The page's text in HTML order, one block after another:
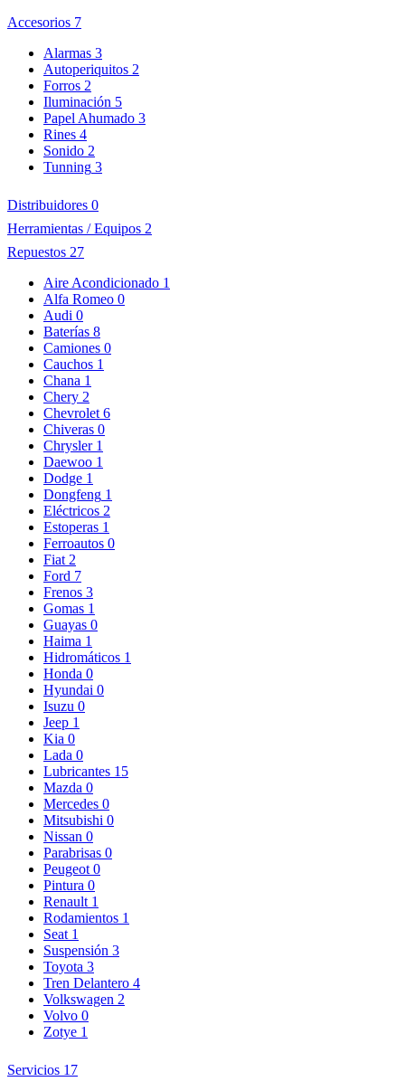
Accesorios 7
Alarmas 3
Autoperiquitos 2
Forros 2
Iluminación 5
Papel Ahumado 3
Rines 4
Sonido 2
Tunning 3
Distribuidores 0
Herramientas / Equipos 2
Repuestos 27
Aire Acondicionado 1
Alfa Romeo 0
Audi 0
Baterías 8
Camiones 0
Cauchos 1
Chana 1
Chery 2
Chevrolet 6
Chiveras 0
Chrysler 1
Daewoo 1
Dodge 1
Dongfeng 1
Eléctricos 2
Estoperas 1
Ferroautos 0
Fiat 2
Ford 7
Frenos 3
Gomas 1
Guayas 0
Haima 1
Hidromáticos 1
Honda 0
Hyundai 0
Isuzu 0
Jeep 1
Kia 0
Lada 0
Lubricantes 15
Mazda 0
Mercedes 0
Mitsubishi 0
Nissan 0
Parabrisas 0
Peugeot 0
Pintura 0
Renault 1
Rodamientos 1
Seat 1
Suspensión 3
Toyota 3
Tren Delantero 4
Volkswagen 2
Volvo 0
Zotye 1
Servicios 17